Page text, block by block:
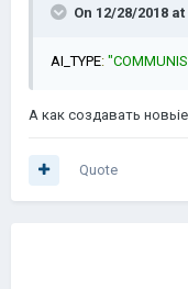
On 12/28/2018
AI_TYPE:
А как создавать новьіе
Quote